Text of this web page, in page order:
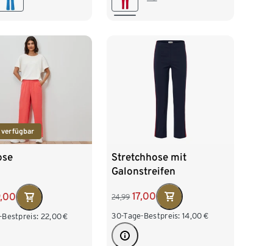
verfügbar
Bestpreis: 22,00€
Stretchhose mit
Galonstreifen
24,99 17,00
30-Tage-Bestpreis: 14,00 €